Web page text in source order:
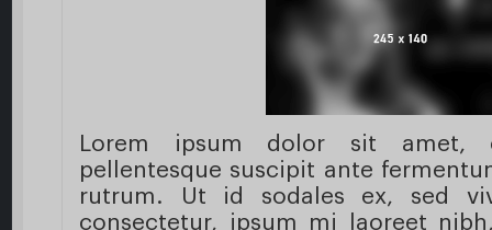
Lorem ipsum dolor sit amet,
pellentesque suscipit ante
rutrum. Ut id sodales ex, sed
consectetur, ipsum mi laoreet